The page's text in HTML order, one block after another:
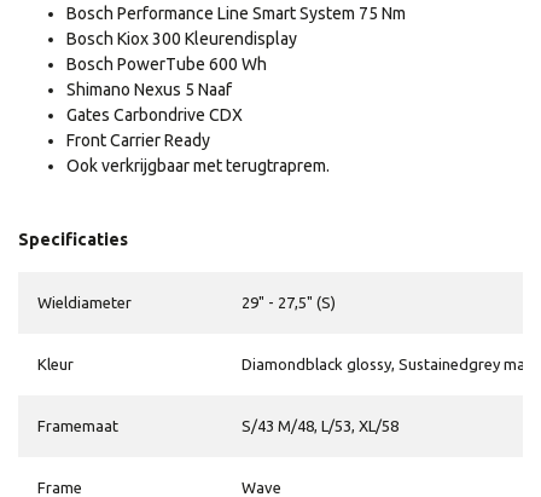
Bosch Performance Line Smart System 75 Nm
Bosch Kiox 300 Kleurendisplay
Bosch PowerTube 600 Wh
Shimano Nexus 5 Naaf
Gates Carbondrive CDX
Front Carrier Ready
Ook verkrijgbaar met terugtraprem.
Specificaties
Wieldiameter 29" - 27,5" (S)
Kleur Diamondblack glossy, Sustainedgrey
Framemaat S/43 M/48, L/53, XL/58
Frame Wave